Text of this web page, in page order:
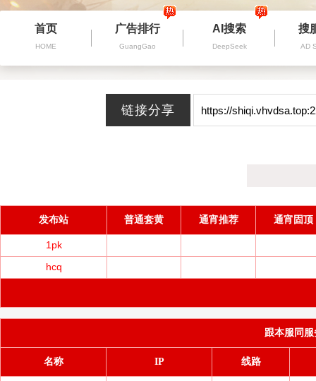
首页
HOME
广告排行
GuangGao
AI搜索
DeepSeek
搜
AD
发布站 普通套黄 通宵推荐 通宵固顶
1pk
hcq
跟本服同服
名称 IP 线路